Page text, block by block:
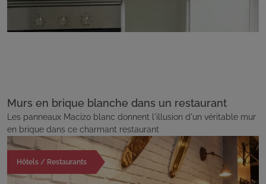
Murs en brique blanche dans un restaurant
Les panneaux Macizo blanc donnent l'illusion d'un véritable mur
en brique dans ce charmant restaurant
Hôtels / Restaurants